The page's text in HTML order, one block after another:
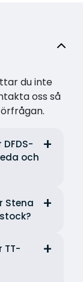
du inte
oss så
och
Stena
TT-